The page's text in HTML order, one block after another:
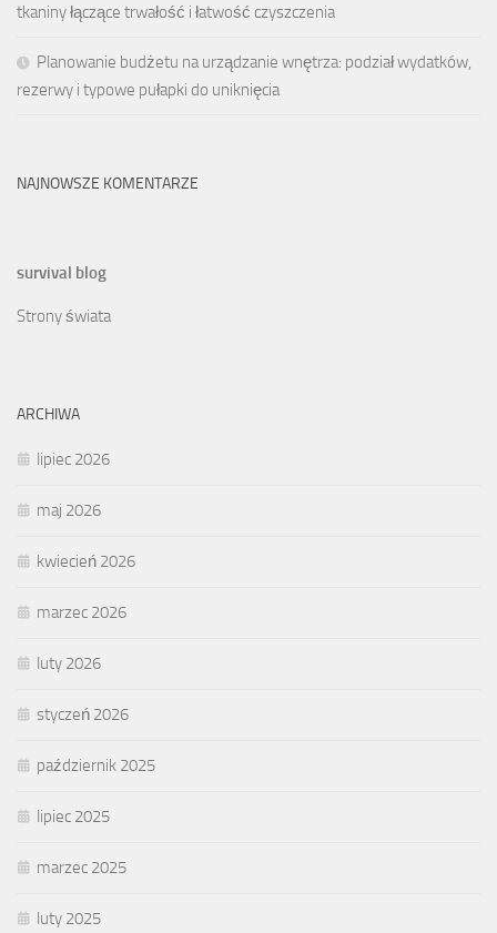
tkaniny łączące trwałość i łatwość czyszczenia
Planowanie budżetu na urządzanie wnętrza: podział wydatków,
rezerwy i typowe pułapki do uniknięcia
NAJNOWSZE KOMENTARZE
survival blog
Strony świata
ARCHIWA
lipiec 2026
maj 2026
kwiecień 2026
marzec 2026
luty 2026
styczeń 2026
październik 2025
lipiec 2025
marzec 2025
luty 2025